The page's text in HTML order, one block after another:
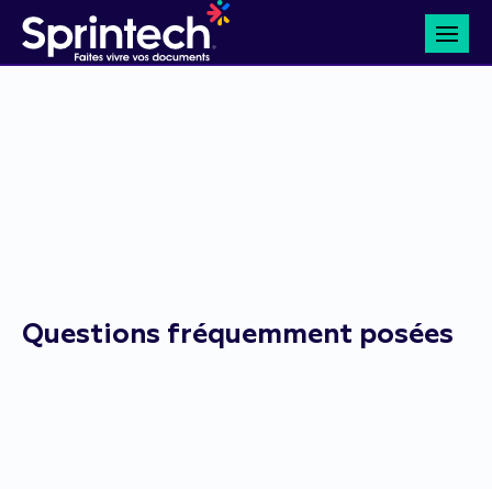
Questions fréquemment posées